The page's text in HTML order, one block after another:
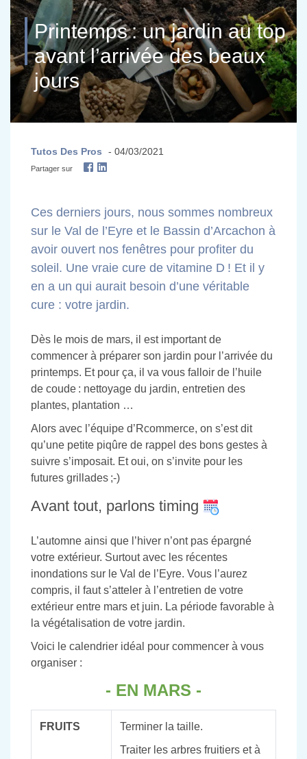
Printemps : un jardin au top
avant l’arrivée des beaux
jours
Tutos Des Pros - 04/03/2021
Partager sur
Ces derniers jours, nous sommes nombreux
sur le Val de l’Eyre et le Bassin d’Arcachon à
avoir ouvert nos fenêtres pour profiter du
soleil. Une vraie cure de vitamine D ! Et il y
en a un qui aurait besoin d’une véritable
cure : votre jardin.
Dès le mois de mars, il est important de
commencer à préparer son jardin pour l’arrivée du
printemps. Et pour ça, il va vous falloir de l’huile
de coude : nettoyage du jardin, entretien des
plantes, plantation …
Alors avec l’équipe d’Rcommerce, on s’est dit
qu’une petite piqûre de rappel des bons gestes à
suivre s’imposait. Et oui, on s’invite pour les
futures grillades ;-)
Avant tout, parlons timing
L’automne ainsi que l’hiver n’ont pas épargné
votre extérieur. Surtout avec les récentes
inondations sur le Val de l’Eyre. Vous l’aurez
compris, il faut s’atteler à l’entretien de votre
extérieur entre mars et juin. La période favorable à
la végétalisation de votre jardin.
Voici le calendrier idéal pour commencer à vous
organiser :
- EN MARS -
FRUITS
Terminer la taille.
Traiter les arbres fruitiers et à